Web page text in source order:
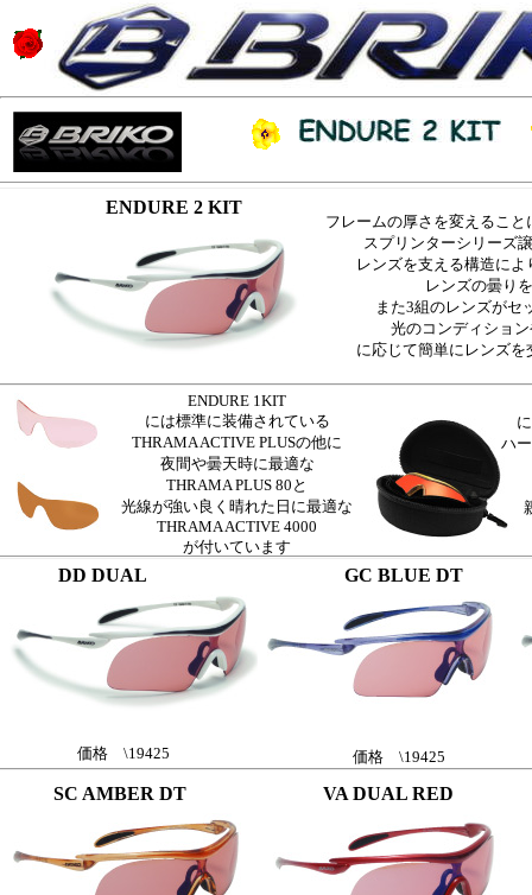
ENDURE 2 KIT
フレームの厚さを変えるこ
スプリンターシリーズ
レンズを支える構造に
レンズの曇り
また3組のレンズがセ
光のコンディショ
に応じて簡単にレンズ
ENDURE 1KIT
には標準に装備されている
THRAMA ACTIVE PLUSの他に
夜間や曇天時に最適な
THRAMA PLUS 80と
光線が強い良く晴れた日に最適な
THRAMA ACTIVE 4000
が付いています
ハ
DD DUAL
GC BLUE DT
価格 \19425 価格 \19425
SC AMBER DT VA DUAL RED